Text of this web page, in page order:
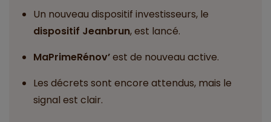
Un nouveau dispositif investisseurs, le
dispositif Jeanbrun, est lancé.
MaPrimeRénov’est de nouveau active.
Les décrets sont encore attendus, mais le
signal est clair.